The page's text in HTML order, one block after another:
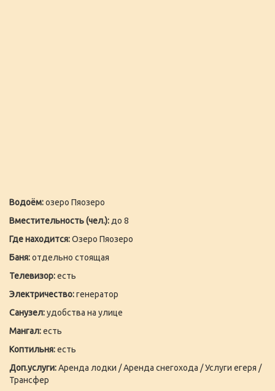
Водоём:озеро Пяозеро
Вместительность (чел.): до 8
Где находится:Озеро Пяозеро
Баня:отдельно стоящая
Телевизор:есть
Электричество:генератор
Санузел:удобства на улице
Мангал:есть
Коптильня:есть
Доп.услуги:Аренда лодки / Аренда снегохода / Услуги егеря /
Трансфер